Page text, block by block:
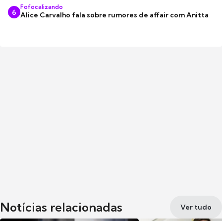
6
Fofocalizando
Alice Carvalho fala sobre rumores de affair com Anitta
Notícias relacionadas Ver tudo